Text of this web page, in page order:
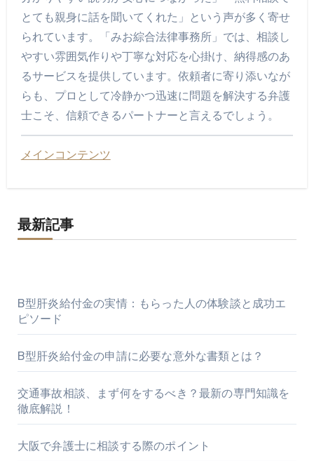
とても親身に話を聞いてくれた」という声が多く寄せ
られています。「みお綜合法律事務所」では、相談し
やすい雰囲気作りや丁寧な対応を心掛け、納得感のあ
るサービスを提供しています。依頼者に寄り添いなが
らも、プロとして冷静かつ迅速に問題を解決する弁護
士こそ、信頼できるパートナーと言えるでしょう。
メインコンテンツ
最新記事
B型肝炎給付金の実情：もらった人の体験談と成功エ
ピソード
B型肝炎給付金の申請に必要な意外な書類とは？
交通事故相談、まず何をするべき？最新の専門知識を
徹底解説！
大阪で弁護士に相談する際のポイント